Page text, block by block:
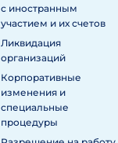
с иностранным
участием и их счетов
Ликвидация
организаций
Корпоративные
изменения и
специальные
процедуры